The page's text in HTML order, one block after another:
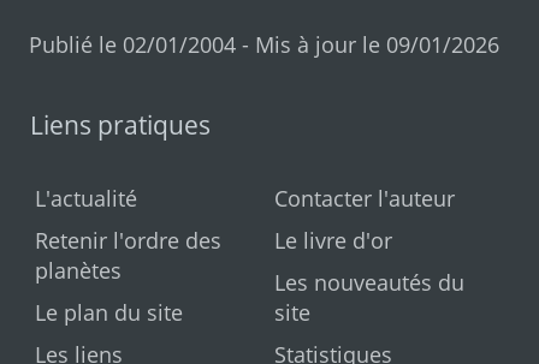
Publié le 02/01/2004 - Mis à jour le 09/01/2026
Liens pratiques
L'actualité
Retenir l'ordre des
planètes
Le plan du site
Les liens
Contacter l'auteur
Le livre d'or
Les nouveautés du
site
Statistiques